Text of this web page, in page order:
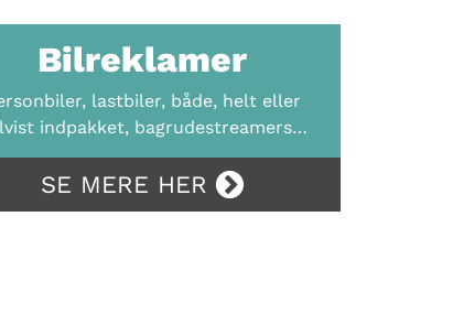
Bilreklamer
lastbiler, både, helt eller
indpakket, bagrudestreamers…
SE MERE HER